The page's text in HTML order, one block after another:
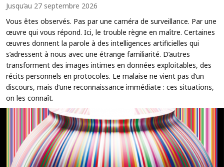
Jusqu’au 27 septembre 2026
Vous êtes observés. Pas par une caméra de surveillance. Par une
œuvre qui vous répond. Ici, le trouble règne en maître. Certaines
œuvres donnent la parole à des intelligences artificielles qui
s’adressent à nous avec une étrange familiarité. D’autres
transforment des images intimes en données exploitables, des
récits personnels en protocoles. Le malaise ne vient pas d’un
discours, mais d’une reconnaissance immédiate : ces situations,
on les connaît.